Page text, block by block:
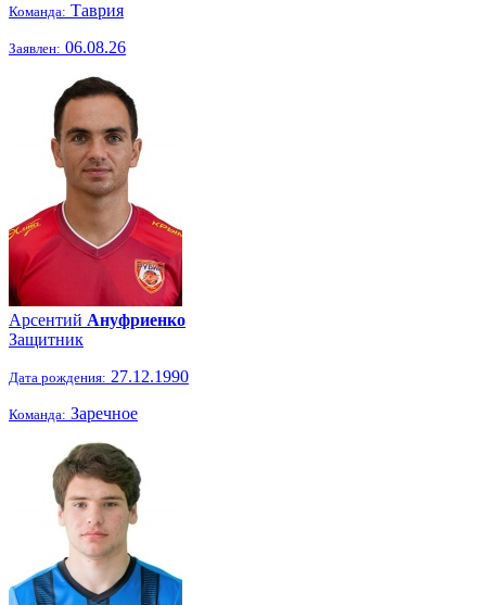
Команда: Таврия
Заявлен: 06.08.26
Арсентий Ануфриенко
Защитник
Дата рождения: 27.12.1990
Команда: Заречное